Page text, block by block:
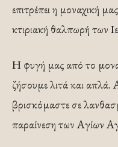
επιτρέπει η μοναχική
κτιριακή θαλπωρή των
Η φυγή μας από το
ζήσουμε λιτά και απλά.
βρισκόμαστε σε
παραίνεση των Αγίων